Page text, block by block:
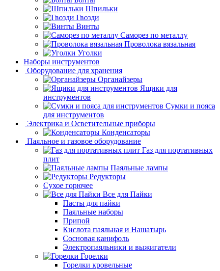
Шпильки
Гвозди
Винты
Саморез по металлу
Проволока вязальная
Уголки
Наборы инструментов
Оборудование для хранения
Органайзеры
Ящики для
инструментов
Сумки и пояса
для инструментов
Электрика и Осветительные приборы
Конденсаторы
Паяльное и газовое оборудование
Газ для портативных
плит
Паяльные лампы
Редукторы
Сухое горючее
Все для Пайки
Пасты для пайки
Паяльные наборы
Припой
Кислота паяльная и Нашатырь
Сосновая канифоль
Электропаяльники и выжигатели
Горелки
Горелки кровельные